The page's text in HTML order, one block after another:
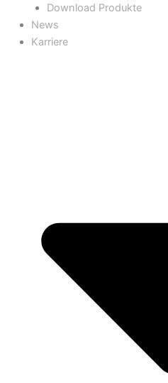
Download Produkte
News
Karriere